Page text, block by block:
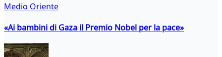
Medio Oriente
«Ai bambini di Gaza il Premio Nobel per la pace»